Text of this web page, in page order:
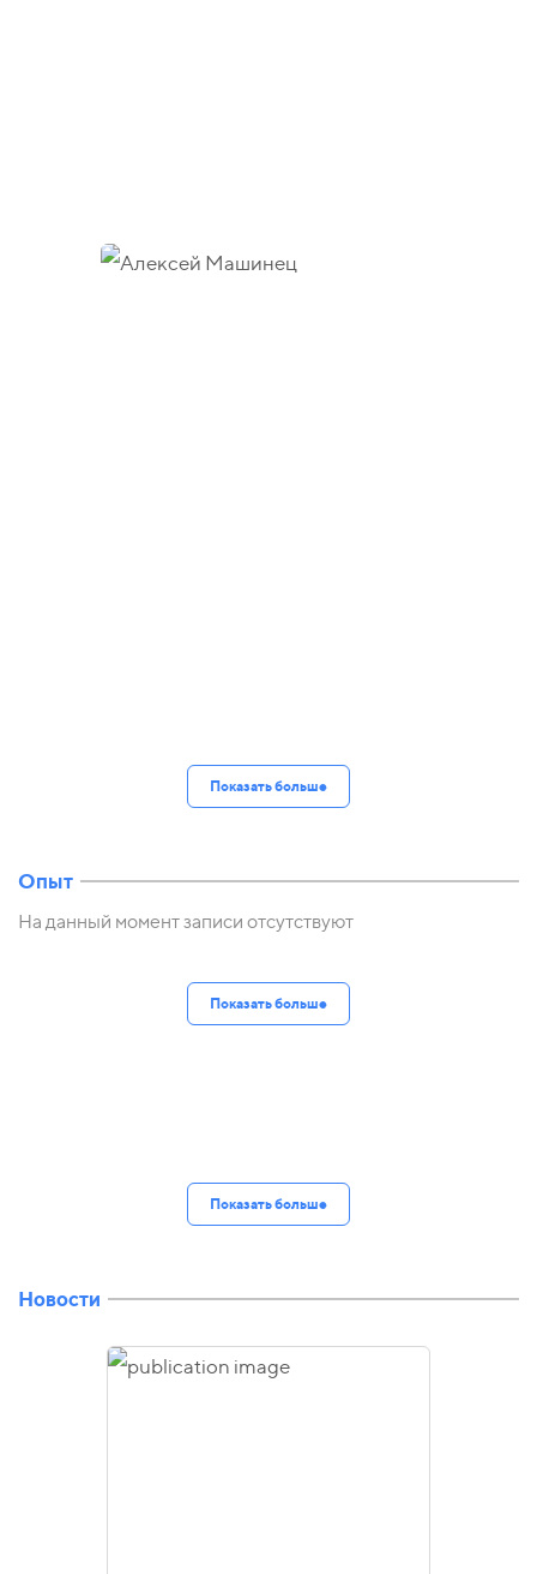
Показать больше
Опыт
На данный момент записи отсутствуют
Показать больше
Показать больше
Новости